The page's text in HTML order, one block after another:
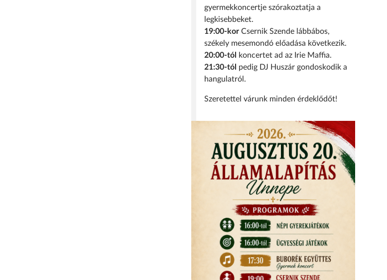
gyermekkoncertje szórakoztatja a
legkisebbeket.
19:00-kor Csernik Szende lábbábos,
székely mesemondó előadása következik.
20:00-tól
koncertet ad az Irie Maffia.
21:30-tól pedig DJ Huszár gondoskodik a
hangulatról.
Szeretettel várunk minden érdeklődőt!